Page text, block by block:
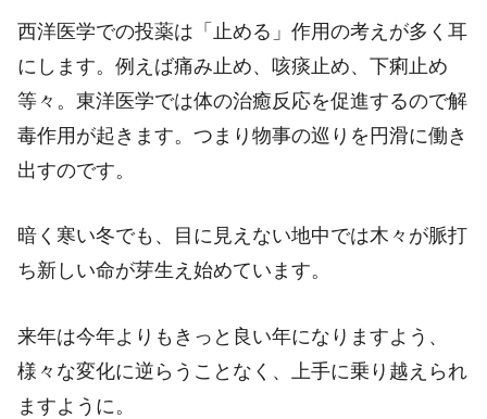
西洋医学での投薬は「止める」作用の考えが多く耳
にします。例えば痛み止め、咳痰止め、下痢止め
等々。東洋医学では体の治癒反応を促進するので解
毒作用が起きます。つまり物事の巡りを円滑に働き
出すのです。
暗く寒い冬でも、目に見えない地中では木々が脈打
ち新しい命が芽生え始めています。
来年は今年よりもきっと良い年になりますよう、
様々な変化に逆らうことなく、上手に乗り越えられ
ますように。